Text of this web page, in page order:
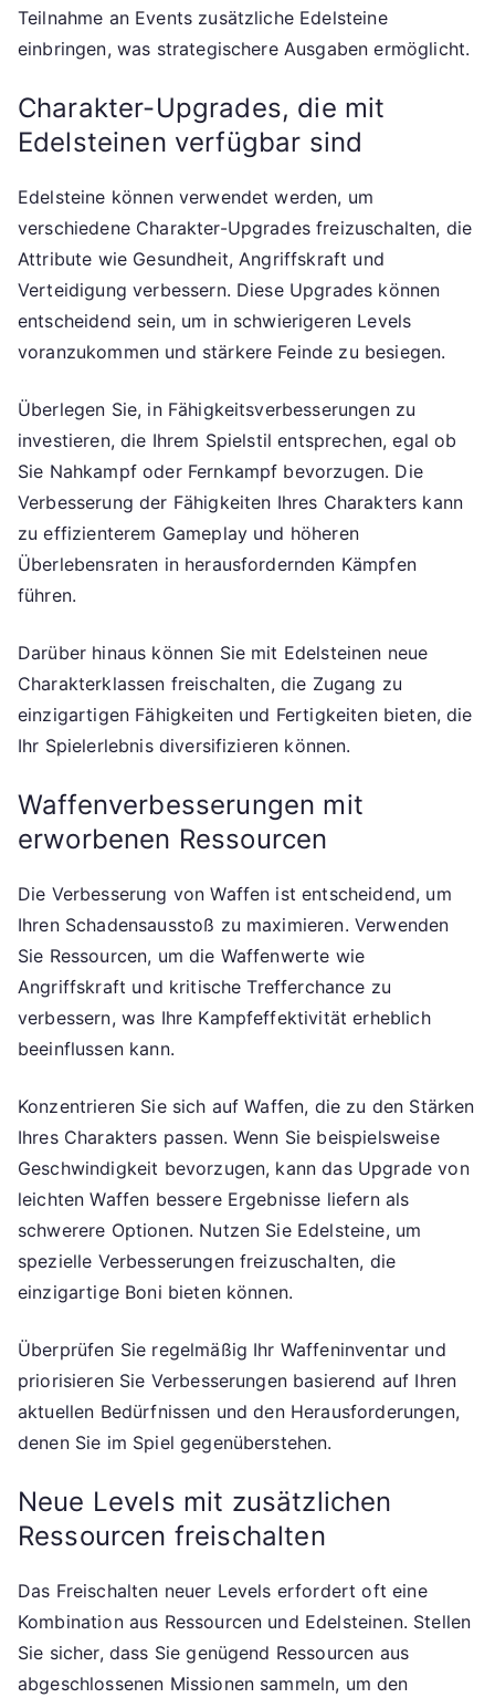
Teilnahme an Events zusätzliche Edelsteine
einbringen, was strategischere Ausgaben ermöglicht.
Charakter-Upgrades, die mit
Edelsteinen verfügbar sind
Edelsteine können verwendet werden, um
verschiedene Charakter-Upgrades freizuschalten, die
Attribute wie Gesundheit, Angriffskraft und
Verteidigung verbessern. Diese Upgrades können
entscheidend sein, um in schwierigeren Levels
voranzukommen und stärkere Feinde zu besiegen.
Überlegen Sie, in Fähigkeitsverbesserungen zu
investieren, die Ihrem Spielstil entsprechen, egal ob
Sie Nahkampf oder Fernkampf bevorzugen. Die
Verbesserung der Fähigkeiten Ihres Charakters kann
zu effizienterem Gameplay und höheren
Überlebensraten in herausfordernden Kämpfen
führen.
Darüber hinaus können Sie mit Edelsteinen neue
Charakterklassen freischalten, die Zugang zu
einzigartigen Fähigkeiten und Fertigkeiten bieten, die
Ihr Spielerlebnis diversifizieren können.
Waffenverbesserungen mit
erworbenen Ressourcen
Die Verbesserung von Waffen ist entscheidend, um
Ihren Schadensausstoß zu maximieren. Verwenden
Sie Ressourcen, um die Waffenwerte wie
Angriffskraft und kritische Trefferchance zu
verbessern, was Ihre Kampfeffektivität erheblich
beeinflussen kann.
Konzentrieren Sie sich auf Waffen, die zu den Stärken
Ihres Charakters passen. Wenn Sie beispielsweise
Geschwindigkeit bevorzugen, kann das Upgrade von
leichten Waffen bessere Ergebnisse liefern als
schwerere Optionen. Nutzen Sie Edelsteine, um
spezielle Verbesserungen freizuschalten, die
einzigartige Boni bieten können.
Überprüfen Sie regelmäßig Ihr Waffeninventar und
priorisieren Sie Verbesserungen basierend auf Ihren
aktuellen Bedürfnissen und den Herausforderungen,
denen Sie im Spiel gegenüberstehen.
Neue Levels mit zusätzlichen
Ressourcen freischalten
Das Freischalten neuer Levels erfordert oft eine
Kombination aus Ressourcen und Edelsteinen. Stellen
Sie sicher, dass Sie genügend Ressourcen aus
abgeschlossenen Missionen sammeln, um den